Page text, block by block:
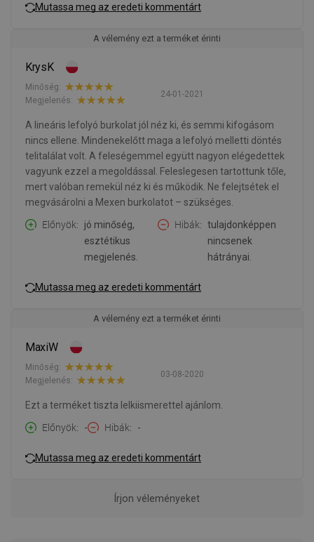
Mutassa meg az eredeti kommentárt
A vélemény ezt a terméket érinti
KrysK
24-01-2021
Minőség:
Megjelenés:
A lineáris lefolyó burkolat jól néz ki, és semmi kifogásom
nincs ellene. Mindenekelőtt maga a lefolyó melletti döntés
telitalálat volt. A feleségemmel együtt nagyon elégedettek
vagyunk ezzel a megoldással. Feleslegesen tartottunk tőle,
mert valóban remekül néz ki és működik. Ne felejtsétek el
megvásárolni a Mexen burkolatot – szükséges.
Előnyök
jó minőség,
esztétikus
megjelenés.
Hibák
tulajdonképpen
nincsenek
hátrányai.
Mutassa meg az eredeti kommentárt
A vélemény ezt a terméket érinti
MaxiW
03-08-2020
Minőség:
Megjelenés:
Ezt a terméket tiszta lelkiismerettel ajánlom.
Előnyök
- Hibák -
Mutassa meg az eredeti kommentárt
Írjon véleményeket